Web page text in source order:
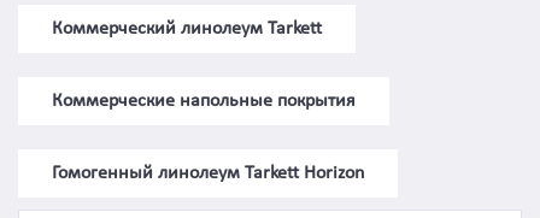
Коммерческий линолеум Tarkett
Коммерческие напольные покрытия
Гомогенный линолеум Tarkett Horizon